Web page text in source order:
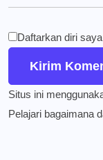
Daftarkan diri
Situs ini
Pelajari bagaimana